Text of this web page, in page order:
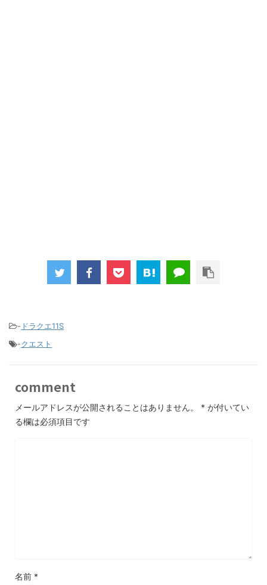
- ドラクエ11S
-クエスト
comment
メールアドレスが公開されることはありません。 * が付いてい
る欄は必須項目です
名前 *